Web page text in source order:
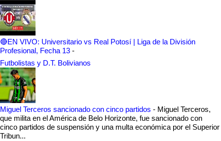
🔴EN VIVO: Universitario vs Real Potosí | Liga de la División
Profesional, Fecha 13 -
Futbolistas y D.T. Bolivianos
Miguel Terceros sancionado con cinco partidos - Miguel Terceros,
que milita en el América de Belo Horizonte, fue sancionado con
cinco partidos de suspensión y una multa económica por el Superior
Tribun...